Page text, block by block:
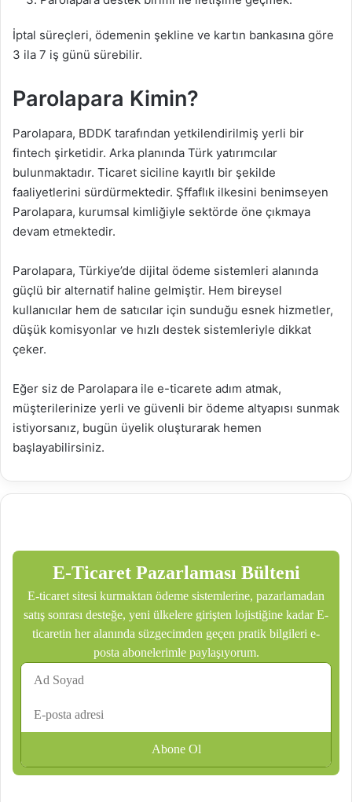
İptal süreçleri, ödemenin şekline ve kartın bankasına göre
3 ila 7 iş günü sürebilir.
Parolapara Kimin?
Parolapara, BDDK tarafından yetkilendirilmiş yerli bir
fintech şirketidir. Arka planında Türk yatırımcılar
bulunmaktadır. Ticaret siciline kayıtlı bir şekilde
faaliyetlerini sürdürmektedir. Şffaflık ilkesini benimseyen
Parolapara, kurumsal kimliğiyle sektörde öne çıkmaya
devam etmektedir.
Parolapara, Türkiye’de dijital ödeme sistemleri alanında
güçlü bir alternatif haline gelmiştir. Hem bireysel
kullanıcılar hem de satıcılar için sunduğu esnek hizmetler,
düşük komisyonlar ve hızlı destek sistemleriyle dikkat
çeker.
Eğer siz de Parolapara ile e-ticarete adım atmak,
müşterilerinize yerli ve güvenli bir ödeme altyapısı sunmak
istiyorsanız, bugün üyelik oluşturarak hemen
başlayabilirsiniz.